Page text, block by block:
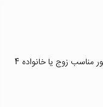
آپارتمان مبله ی دو خواب تازه بازسازی شده شیک و تمیز در طبقه ی اول بالای همکف .بسیار تمیز و شیک بدون آسانسور مناسب زوج یا خانواده 4